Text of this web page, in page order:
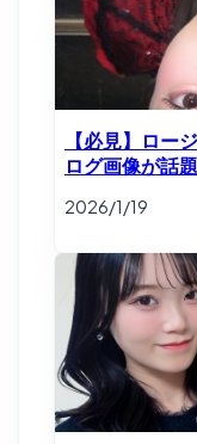
【必見】ロー
ログ画像が話題
2026/1/19